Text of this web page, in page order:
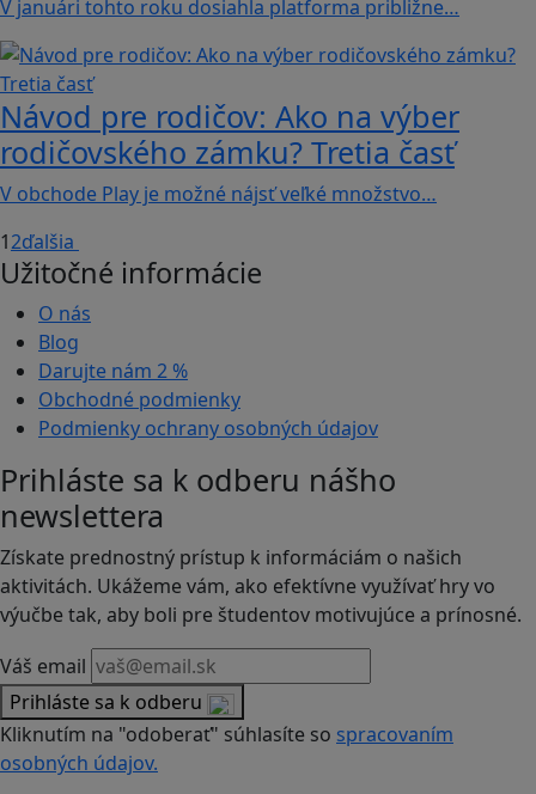
V januári tohto roku dosiahla platforma približne…
Návod pre rodičov: Ako na výber
rodičovského zámku? Tretia časť
V obchode Play je možné nájsť veľké množstvo…
12ďalšia
Užitočné informácie
O nás
Blog
Darujte nám 2 %
Obchodné podmienky
Podmienky ochrany osobných údajov
Prihláste sa k odberu nášho
newslettera
Získate prednostný prístup k informáciám o našich
aktivitách. Ukážeme vám, ako efektívne využívať hry vo
výučbe tak, aby boli pre študentov motivujúce a prínosné.
Váš email
Prihláste sa k odberu
Kliknutím na "odoberať" súhlasíte so spracovaním
osobných údajov.